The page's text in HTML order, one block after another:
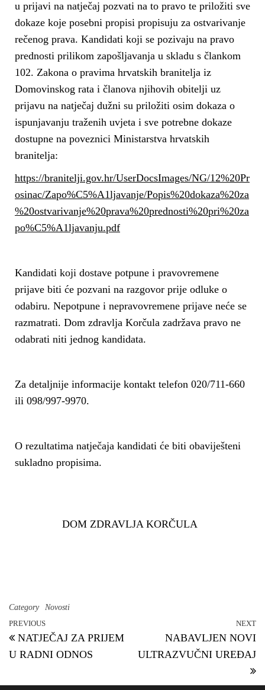
u prijavi na natječaj pozvati na to pravo te priložiti sve
dokaze koje posebni propisi propisuju za ostvarivanje
rečenog prava. Kandidati koji se pozivaju na pravo
prednosti prilikom zapošljavanja u skladu s člankom
102. Zakona o pravima hrvatskih branitelja iz
Domovinskog rata i članova njihovih obitelji uz
prijavu na natječaj dužni su priložiti osim dokaza o
ispunjavanju traženih uvjeta i sve potrebne dokaze
dostupne na poveznici Ministarstva hrvatskih
branitelja:
https://branitelji.gov.hr/UserDocsImages/NG/12%20Pr
osinac/Zapo%C5%A1ljavanje/Popis%20dokaza%20za
%20ostvarivanje%20prava%20prednosti%20pri%20za
po%C5%A1ljavanju.pdf
Kandidati koji dostave potpune i pravovremene
prijave biti će pozvani na razgovor prije odluke o
odabiru. Nepotpune i nepravovremene prijave neće se
razmatrati. Dom zdravlja Korčula zadržava pravo ne
odabrati niti jednog kandidata.
Za detaljnije informacije kontakt telefon 020/711-660
ili 098/997-9970.
O rezultatima natječaja kandidati će biti obaviješteni
sukladno propisima.
DOM ZDRAVLJA KORČULA
Category
Novosti
PREVIOUS
NATJEČAJ ZA PRIJEM
U RADNI ODNOS
NEXT
NABAVLJEN NOVI
ULTRAZVUČNI UREĐAJ